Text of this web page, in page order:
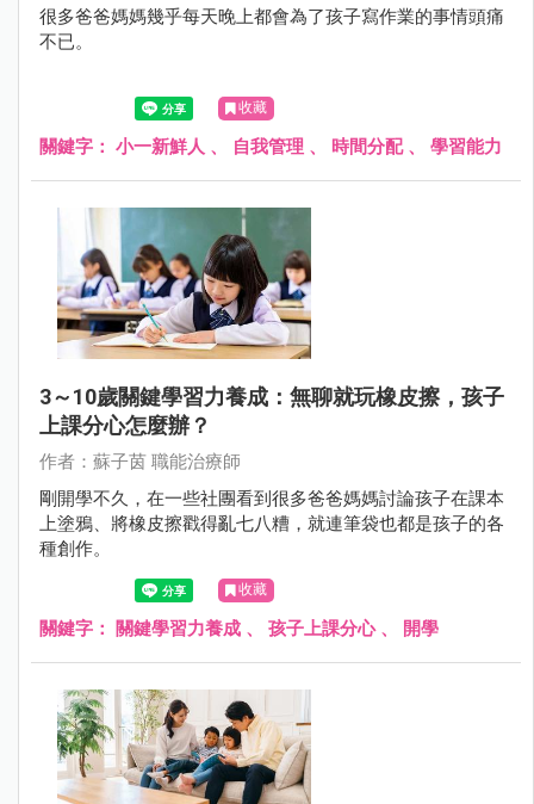
很多爸爸媽媽幾乎每天晚上都會為了孩子寫作業的事情頭痛
不已。
收藏
關鍵字： 小一新鮮人 、 自我管理 、 時間分配、 學習能力
3～10歲關鍵學習力養成：無聊就玩橡皮擦，孩子
上課分心怎麼辦？
作者：蘇子茵 職能治療師
剛開學不久，在一些社團看到很多爸爸媽媽討論孩子在課本
上塗鴉、將橡皮擦戳得亂七八糟，就連筆袋也都是孩子的各
種創作。
收藏
關鍵字： 關鍵學習力養成 、 孩子上課分心、 開學